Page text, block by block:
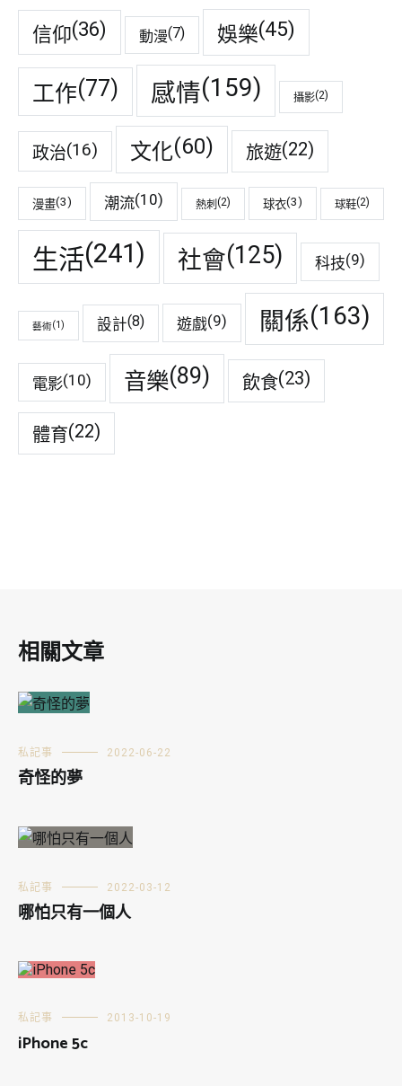
信仰(36) 動漫(7) 娛樂(45)
工作(77) 感情(159) 攝影(2)
政治(16) 文化(60) 旅遊(22)
漫畫(3) 潮流(10) 熱刺 (2) 球衣(3) 球鞋(2)
生活(241) 社會(125) 科技(9)
藝術(1) 設計(8) 遊戲(9) 關係(163)
電影(10) 音樂(89) 飲食(23)
體育(22)
相關文章
私記事 2022-06-22
奇怪的夢
私記事 2022-03-12
哪怕只有一個人
私記事 2013-10-19
iPhone 5c